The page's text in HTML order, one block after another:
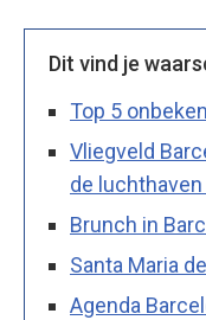
Dit vind je
Top 5
Vliegveld
de
Brunch in
Santa Maria
Agenda